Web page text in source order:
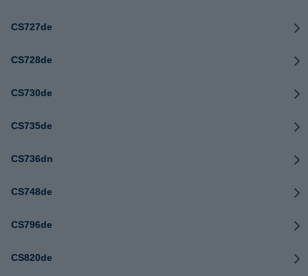
CS727de
CS728de
CS730de
CS735de
CS736dn
CS748de
CS796de
CS820de